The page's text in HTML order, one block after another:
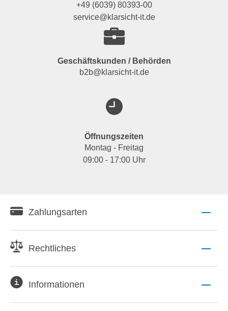
+49 (6039) 80393-00
service@klarsicht-it.de
Geschäftskunden / Behörden
b2b@klarsicht-it.de
Öffnungszeiten
Montag - Freitag
09:00 - 17:00 Uhr
Zahlungsarten
Rechtliches
Informationen